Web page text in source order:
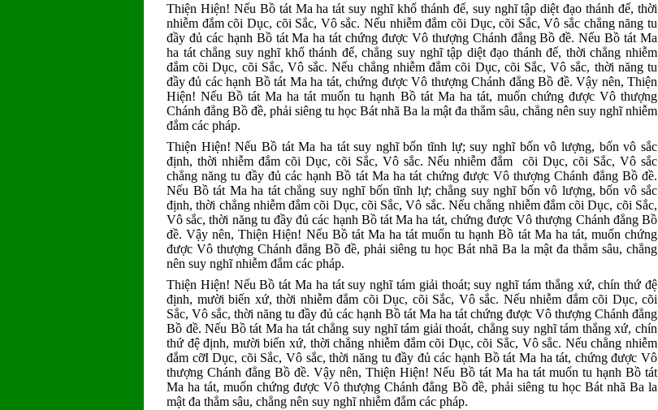
Thiện Hiện! Nếu Bồ tát Ma ha tát suy nghĩ khổ thánh đế, suy nghĩ tập diệt đạo thánh đế, thời
nhiễm đắm cõi Dục, cõi Sắc, Vô sắc. Nếu nhiễm đắm cõi Dục, cõi Sắc, Vô sắc chẳng năng tu
đầy đủ các hạnh Bồ tát Ma ha tát chứng được Vô thượng Chánh đẳng Bồ đề. Nếu Bồ tát Ma
ha tát chẳng suy nghĩ khổ thánh đế, chẳng suy nghĩ tập diệt đạo thánh đế, thời chẳng nhiễm
đắm cõi Dục, cõi Sắc, Vô sắc. Nếu chẳng nhiễm đắm cõi Dục, cõi Sắc, Vô sắc, thời năng tu
đầy đủ các hạnh Bồ tát Ma ha tát, chứng được Vô thượng Chánh đẳng Bồ đề. Vậy nên, Thiện
Hiện! Nếu Bồ tát Ma ha tát muốn tu hạnh Bồ tát Ma ha tát, muốn chứng được Vô thượng
Chánh đẳng Bồ đề, phải siêng tu học Bát nhã Ba la mật đa thẳm sâu, chẳng nên suy nghĩ nhiễm
đắm các pháp.
Thiện Hiện! Nếu Bồ tát Ma ha tát suy nghĩ bốn tĩnh lự; suy nghĩ bốn vô lượng, bốn vô sắc
định, thời nhiễm đắm cõi Dục, cõi Sắc, Vô sắc. Nếu nhiễm đắm cõi Dục, cõi Sắc, Vô sắc
chẳng năng tu đầy đủ các hạnh Bồ tát Ma ha tát chứng được Vô thượng Chánh đẳng Bồ đề.
Nếu Bồ tát Ma ha tát chẳng suy nghĩ bốn tĩnh lự; chẳng suy nghĩ bốn vô lượng, bốn vô sắc
định, thời chẳng nhiễm đắm cõi Dục, cõi Sắc, Vô sắc. Nếu chẳng nhiễm đắm cõi Dục, cõi Sắc,
Vô sắc, thời năng tu đầy đủ các hạnh Bồ tát Ma ha tát, chứng được Vô thượng Chánh đẳng Bồ
đề. Vậy nên, Thiện Hiện! Nếu Bồ tát Ma ha tát muốn tu hạnh Bồ tát Ma ha tát, muốn chứng
được Vô thượng Chánh đẳng Bồ đề, phải siêng tu học Bát nhã Ba la mật đa thẳm sâu, chẳng
nên suy nghĩ nhiễm đắm các pháp.
Thiện Hiện! Nếu Bồ tát Ma ha tát suy nghĩ tám giải thoát; suy nghĩ tám thắng xứ, chín thứ đệ
định, mười biến xứ, thời nhiễm đắm cõi Dục, cõi Sắc, Vô sắc. Nếu nhiễm đắm cõi Dục, cõi
Sắc, Vô sắc, thời năng tu đầy đủ các hạnh Bồ tát Ma ha tát chứng được Vô thượng Chánh đẳng
Bồ đề. Nếu Bồ tát Ma ha tát chẳng suy nghĩ tám giải thoát, chẳng suy nghĩ tám thắng xứ, chín
thứ đệ định, mười biến xứ, thời chẳng nhiễm đắm cõi Dục, cõi Sắc, Vô sắc. Nếu chẳng nhiễm
đắm cỡI Dục, cõi Sắc, Vô sắc, thời năng tu đầy đủ các hạnh Bồ tát Ma ha tát, chứng được Vô
thượng Chánh đẳng Bồ đề. Vậy nên, Thiện Hiện! Nếu Bồ tát Ma ha tát muốn tu hạnh Bồ tát
Ma ha tát, muốn chứng được Vô thượng Chánh đẳng Bồ đề, phải siêng tu học Bát nhã Ba la
mật đa thẳm sâu, chẳng nên suy nghĩ nhiễm đắm các pháp.